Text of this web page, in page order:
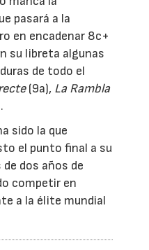
pasará a la
en encadenar 8c+
su libreta algunas
de todo el
(9a), La Rambla
sido la que
el punto final a su
de dos años de
competir en
a la élite mundial